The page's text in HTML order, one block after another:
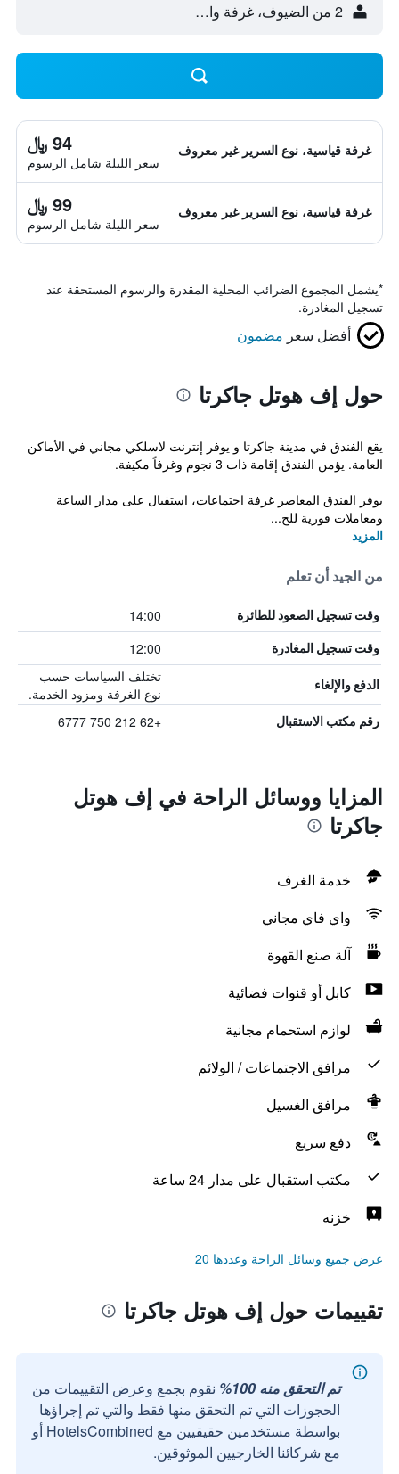
2 من الضيوف، غرفة واحدة
غرفة قياسية، نوع السرير غير معروف 94 ﷼
سعر الليلة شامل الرسوم
غرفة قياسية، نوع السرير غير معروف 99 ﷼
سعر الليلة شامل الرسوم
*يشمل المجموع الضرائب المحلية المقدرة والرسوم المستحقة عند
تسجيل المغادرة.
أفضل سعر مضمون
حول إف هوتل جاكرتا
يقع الفندق في مدينة جاكرتا و يوفر إنترنت لاسلكي مجاني في الأماكن
العامة. يؤمن الفندق إقامة ذات 3 نجوم وغرفاً مكيفة.
يوفر الفندق المعاصر غرفة اجتماعات، استقبال على مدار الساعة
ومعاملات فورية للح...
المزيد
من الجيد أن تعلم
وقت تسجيل الصعود للطائرة 14:00
وقت تسجيل المغادرة 12:00
الدفع والإلغاء
تختلف السياسات حسب
نوع الغرفة ومزود الخدمة.
رقم مكتب الاستقبال +62 212 750 6777
المزايا ووسائل الراحة في إف هوتل
جاكرتا
خدمة الغرف
واي فاي مجاني
آلة صنع القهوة
كابل أو قنوات فضائية
لوازم استحمام مجانية
مرافق الاجتماعات / الولائم
مرافق الغسيل
دفع سريع
مكتب استقبال على مدار 24 ساعة
خزنه
عرض جميع وسائل الراحة وعددها 20
تقييمات حول إف هوتل جاكرتا
تم التحقق منه 100%
نقوم بجمع وعرض التقييمات من
الحجوزات التي تم التحقق منها فقط والتي تم إجراؤها
بواسطة مستخدمين حقيقيين مع HotelsCombined أو
مع شركائنا الخارجيين الموثوقين.